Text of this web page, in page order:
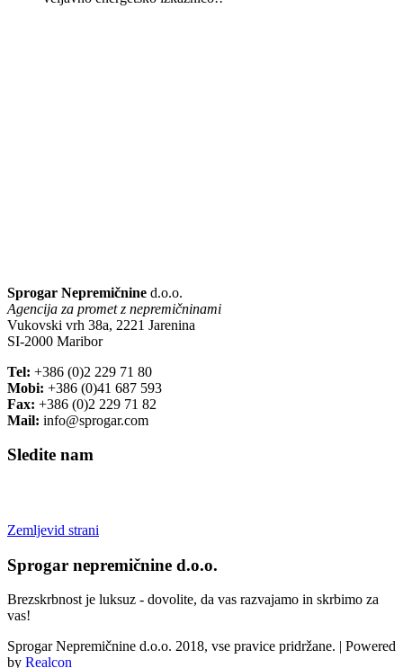
Sprogar Nepremičnine d.o.o.
Agencija za promet z nepremičninami
Vukovski vrh 38a, 2221 Jarenina
SI-2000 Maribor
Tel: +386 (0)2 229 71 80
Mobi: +386 (0)41 687 593
Fax: +386 (0)2 229 71 82
Mail: info@sprogar.com
Sledite nam
Zemljevid strani
Sprogar nepremičnine d.o.o.
Brezskrbnost je luksuz - dovolite, da vas razvajamo in skrbimo za
vas!
Sprogar Nepremičnine d.o.o. 2018, vse pravice pridržane. | Powered
by Realcon